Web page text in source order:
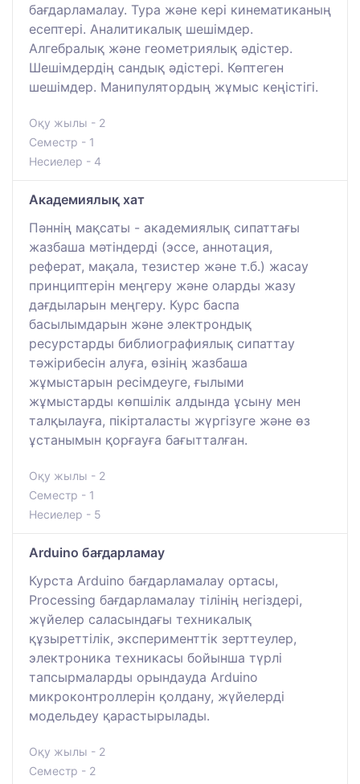
бағдарламалау. Тура және кері кинематиканың
есептері. Аналитикалық шешімдер.
Алгебралық және геометриялық әдістер.
Шешімдердің сандық әдістері. Көптеген
шешімдер. Манипулятордың жұмыс кеңістігі.
Оқу жылы - 2
Семестр - 1
Несиелер - 4
Академиялық хат
Пәннің мақсаты - академиялық сипаттағы
жазбаша мәтіндерді (эссе, аннотация,
реферат, мақала, тезистер және т.б.) жасау
принциптерін меңгеру және оларды жазу
дағдыларын меңгеру. Курс баспа
басылымдарын және электрондық
ресурстарды библиографиялық сипаттау
тәжірибесін алуға, өзінің жазбаша
жұмыстарын ресімдеуге, ғылыми
жұмыстарды көпшілік алдында ұсыну мен
талқылауға, пікірталасты жүргізуге және өз
ұстанымын қорғауға бағытталған.
Оқу жылы - 2
Семестр - 1
Несиелер - 5
Arduino бағдарламау
Курста Arduino бағдарламалау ортасы,
Processing бағдарламалау тілінің негіздері,
жүйелер саласындағы техникалық
құзыреттілік, эксперименттік зерттеулер,
электроника техникасы бойынша түрлі
тапсырмаларды орындауда Arduino
микроконтроллерін қолдану, жүйелерді
модельдеу қарастырылады.
Оқу жылы - 2
Семестр - 2